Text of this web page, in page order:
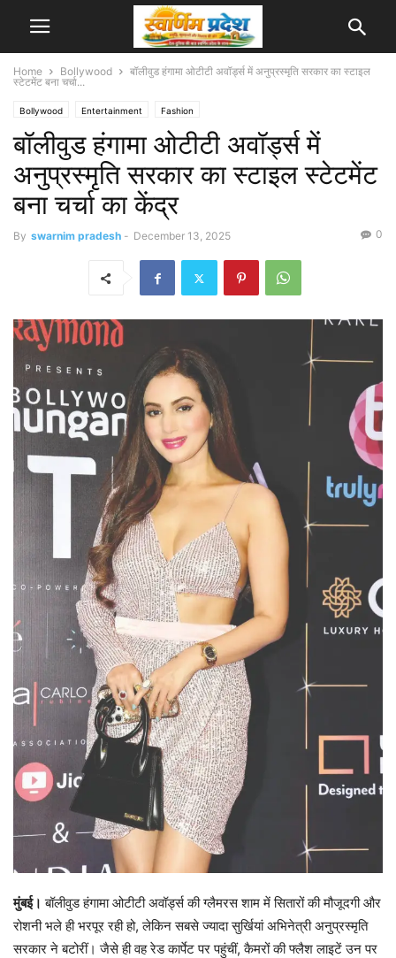
Home Bollywood
बॉलीवुड हंगामा ओटीटी अवॉर्ड्स में अनुप्रस्मृति सरकार का स्टाइल
स्टेटमेंट बना चर्चा...
Bollywood Entertainment Fashion
बॉलीवुड हंगामा ओटीटी अवॉर्ड्स में
अनुप्रस्मृति सरकार का स्टाइल स्टेटमेंट
बना चर्चा का केंद्र
By swarnim pradesh - December 13, 2025 0
मुंबई। बॉलीवुड हंगामा ओटीटी अवॉर्ड्स की ग्लैमरस शाम में सितारों की मौजूदगी और
रोशनी भले ही भरपूर रही हो, लेकिन सबसे ज्यादा सुर्खियां अभिनेत्री अनुप्रस्मृति
सरकार ने बटोरीं। जैसे ही वह रेड कार्पेट पर पहुंचीं, कैमरों की फ्लैश लाइटें उन पर